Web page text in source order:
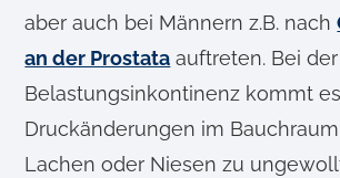
aber auch bei Männern z.B. nach
an der Prostata auftreten. Bei der
Belastungsinkontinenz kommt
Druckänderungen im Bauchraum
Lachen oder Niesen zu